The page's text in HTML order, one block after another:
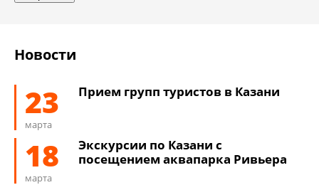
Новости
23
марта
Прием групп туристов в Казани
18
марта
Экскурсии по Казани с
посещением аквапарка Ривьера